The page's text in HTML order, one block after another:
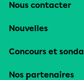
Nous contacter
Nouvelles
Concours et
Nos partenaires